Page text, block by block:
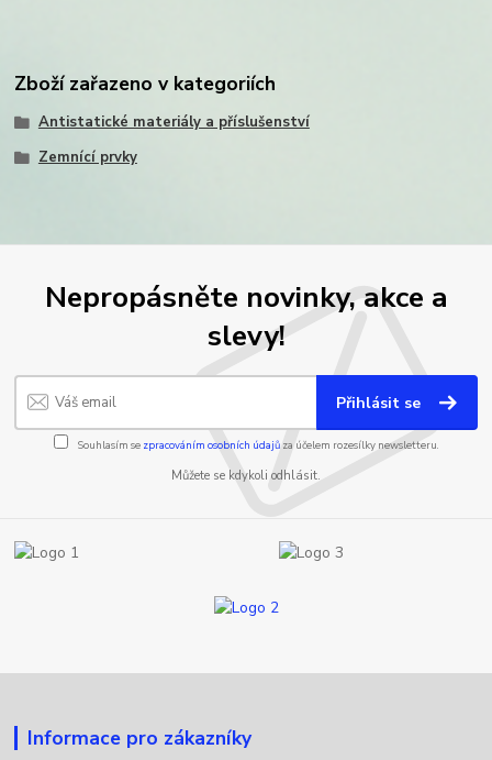
Zboží zařazeno v kategoriích
Antistatické materiály a příslušenství
Zemnící prvky
Nepropásněte novinky, akce a
slevy!
Přihlásit se
Souhlasím se zpracováním osobních údajůza účelem rozesílky newsletteru.
Můžete se kdykoli odhlásit.
Informace pro zákazníky